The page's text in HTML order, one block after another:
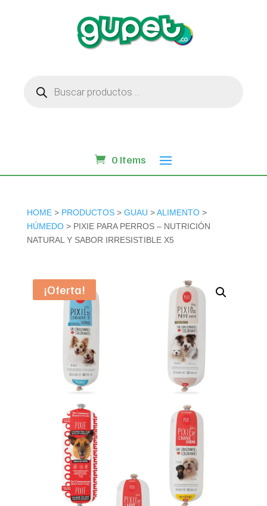
productos
0 Items
HOME> PRODUCTOS> GUAU >ALIMENTO>
HÚMEDO> PIXIE PARA PERROS – NUTRICIÓN
NATURAL Y SABOR IRRESISTIBLE X5
¡Oferta!